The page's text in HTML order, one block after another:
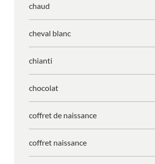
chaud
cheval blanc
chianti
chocolat
coffret de naissance
coffret naissance